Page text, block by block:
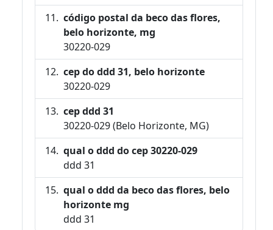
código postal da beco das flores,
belo horizonte, mg
30220-029
cep do ddd 31, belo horizonte
30220-029
cep ddd 31
30220-029 (Belo Horizonte, MG)
qual o ddd do cep 30220-029
ddd 31
qual o ddd da beco das flores, belo
horizonte mg
ddd 31